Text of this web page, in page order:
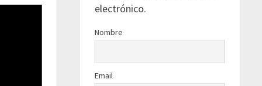
electrónico.
Nombre
Email